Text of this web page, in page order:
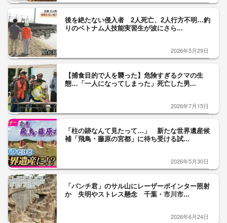
後を絶たない侵入者 2人死亡、2人行方不明…釣
りのベトナム人技能実習生が波にさら...
2026年5月29日
【捕食目的で人を襲った】危険すぎるクマの生
態…「一人になってしまった」死亡した男...
2026年7月15日
「柱の跡なんて見たって…」 新たな世界遺産候
補「飛鳥・藤原の宮都」に待ち受ける試...
2026年5月30日
「パンチ君」のサル山にレーザーポインター照射
か 失明やストレス懸念 千葉・市川市...
2026年6月24日